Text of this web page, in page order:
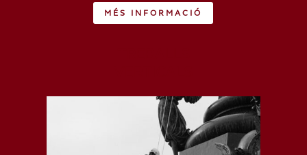
MÉS INFORMACIÓ